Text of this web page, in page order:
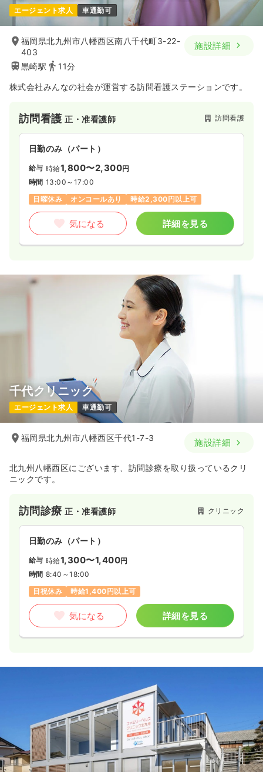
エージェント求人 車通勤可
福岡県北九州市八幡西区南八千代町3-22-
403
黒崎駅
11分
施設詳細
株式会社みんなの社会が運営する訪問看護ステーションです。
訪問看護正・准看護師 訪問看護
日勤のみ（パート）
給与 時給1,800〜2,300円
時間 13:00～17:00
日曜休み
オンコールあり 時給2,300円以上可
気になる 詳細を見る
千代クリニック
エージェント求人 車通勤可
福岡県北九州市八幡西区千代1-7-3 施設詳細
北九州八幡西区にございます、訪問診療を取り扱っているクリ
ニックです。
訪問診療正・准看護師 クリニック
日勤のみ（パート）
給与 時給1,300〜1,400円
時間 8:40～18:00
日祝休み
時給1,400円以上可
気になる 詳細を見る